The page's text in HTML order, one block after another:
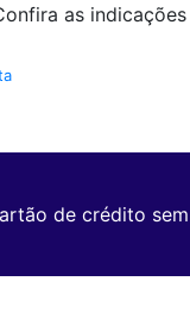
as
de crédito